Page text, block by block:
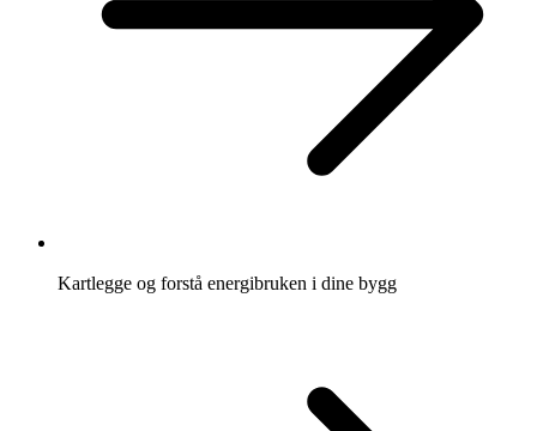
Kartlegge og forstå energibruken i dine bygg